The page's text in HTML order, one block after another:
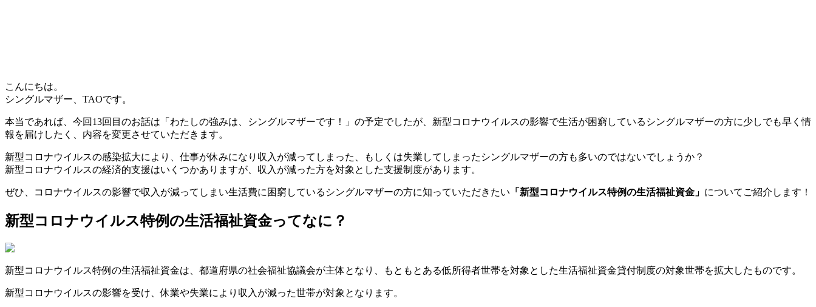
こんにちは。
シングルマザー、TAOです。
本当であれば、今回13回目のお話は「わたしの強みは、シングルマザーです！」の予定でしたが、新型コロナウイルスの影響で生活が困窮しているシングルマザーの方に少しでも早く情
報を届けしたく、内容を変更させていただきます。
新型コロナウイルスの感染拡大により、仕事が休みになり収入が減ってしまった、もしくは失業してしまったシングルマザーの方も多いのではないでしょうか？
新型コロナウイルスの経済的支援はいくつかありますが、収入が減った方を対象とした支援制度があります。
ぜひ、コロナウイルスの影響で収入が減ってしまい生活費に困窮しているシングルマザーの方に知っていただきたい 「新型コロナウイルス特例の生活福祉資金」 についてご紹介します！
新型コロナウイルス特例の生活福祉資金ってなに？
新型コロナウイルス特例の生活福祉資金は、都道府県の社会福祉協議会が主体となり、もともとある低所得者世帯を対象とした生活福祉資金貸付制度の対象世帯を拡大したものです。
新型コロナウイルスの影響を受け、休業や失業により収入が減った世帯が対象となります。